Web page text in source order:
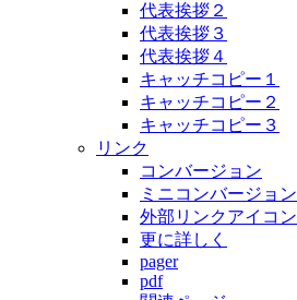
代表挨拶２
代表挨拶３
代表挨拶４
キャッチコピー１
キャッチコピー２
キャッチコピー３
リンク
コンバージョン
ミニコンバージョン
外部リンクアイコン
更に詳しく
pager
pdf